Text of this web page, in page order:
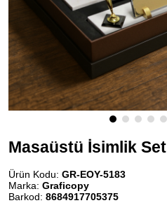
Masaüstü İsimlik Set
Ürün Kodu: GR-EOY-5183
Marka: Graficopy
Barkod: 8684917705375